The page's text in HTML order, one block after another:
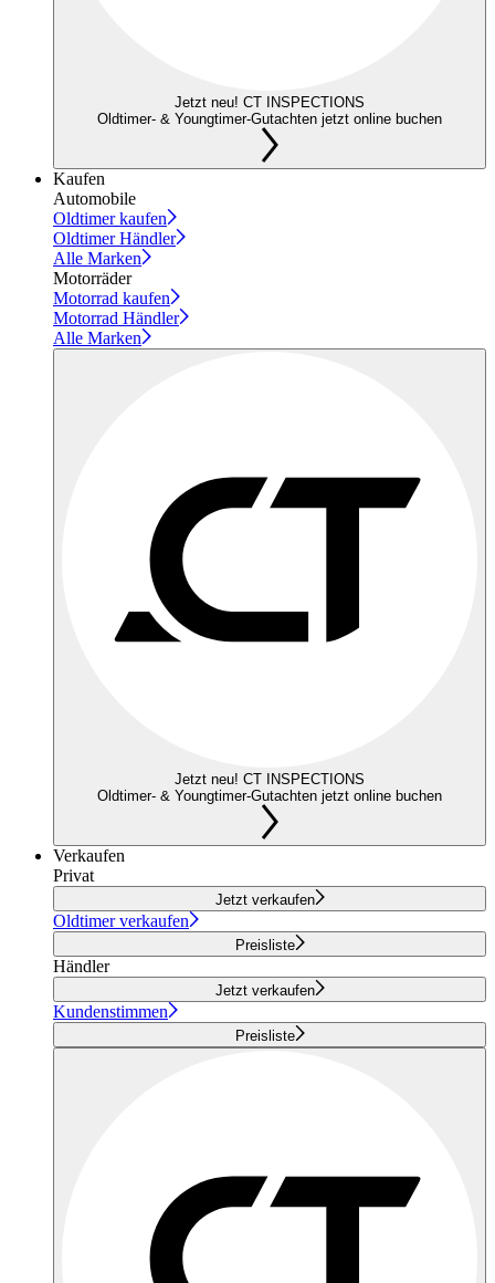
Jetzt neu! CT INSPECTIONS
Oldtimer- & Youngtimer-Gutachten jetzt online buchen
Kaufen
Automobile
Oldtimer kaufen
Oldtimer Händler
Alle Marken
Motorräder
Motorrad kaufen
Motorrad Händler
Alle Marken
Jetzt neu! CT INSPECTIONS
Oldtimer- & Youngtimer-Gutachten jetzt online buchen
Verkaufen
Privat
Jetzt verkaufen
Oldtimer verkaufen
Preisliste
Händler
Jetzt verkaufen
Kundenstimmen
Preisliste